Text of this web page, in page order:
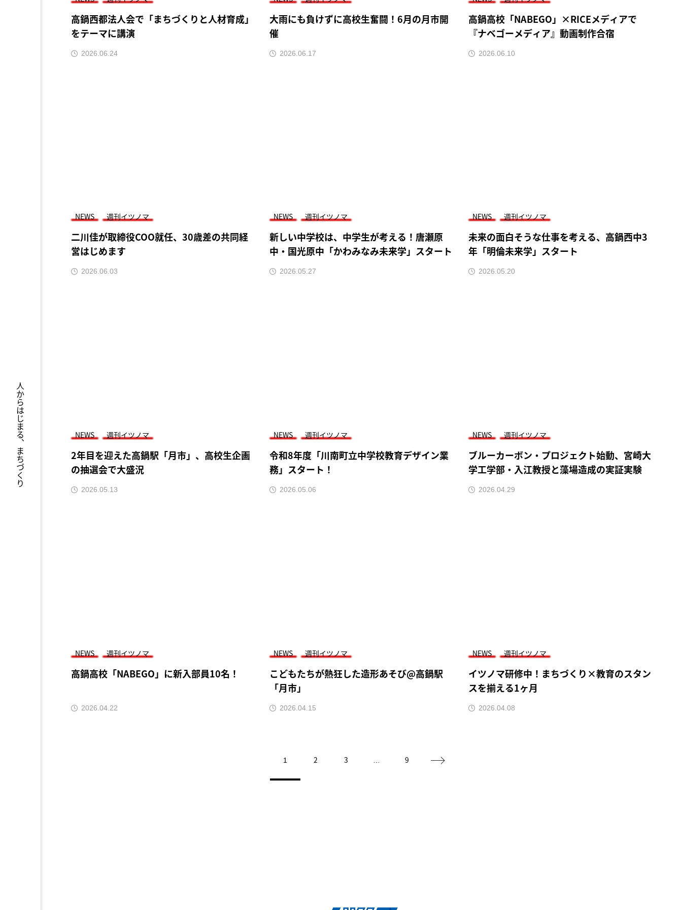
人からはじまる、まちづくり
高鍋西都法人会で「まちづくりと人材育成」
をテーマに講演
2026.06.24
大雨にも負けずに高校生奮闘！6月の月市開
催
2026.06.17
高鍋高校「NABEGO」×RICEメディアで
『ナベゴーメディア』動画制作合宿
2026.06.10
NEWS 週刊イツノマ
二川佳が取締役COO就任、30歳差の共同経
営はじめます
2026.06.03
NEWS 週刊イツノマ
新しい中学校は、中学生が考える！唐瀬原
中・国光原中「かわみなみ未来学」スタート
2026.05.27
NEWS 週刊イツノマ
未来の面白そうな仕事を考える、高鍋西中3
年「明倫未来学」スタート
2026.05.20
NEWS 週刊イツノマ
2年目を迎えた高鍋駅「月市」、高校生企画
の抽選会で大盛況
2026.05.13
NEWS 週刊イツノマ
令和8年度「川南町立中学校教育デザイン業
務」スタート！
2026.05.06
NEWS 週刊イツノマ
ブルーカーボン・プロジェクト始動、宮崎大
学工学部・入江教授と藻場造成の実証実験
2026.04.29
NEWS 週刊イツノマ
高鍋高校「NABEGO」に新入部員10名！
2026.04.22
NEWS 週刊イツノマ
こどもたちが熱狂した造形あそび@高鍋駅
「月市」
2026.04.15
NEWS 週刊イツノマ
イツノマ研修中！まちづくり×教育のスタン
スを揃える1ヶ月
2026.04.08
1 2 3 9